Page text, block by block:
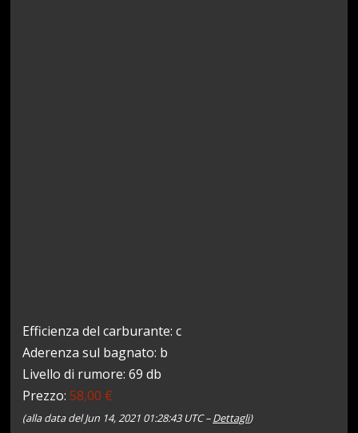
Efficienza del carburante: c
Aderenza sul bagnato: b
Livello di rumore: 69 db
Prezzo:58,00 €
(alla data del Jun 14, 2021 01:28:43 UTC –Dettagli)